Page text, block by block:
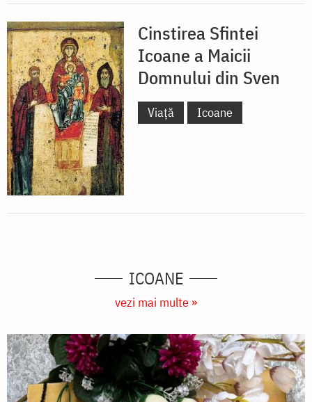
Cinstirea Sfintei
Icoane a Maicii
Domnului din Sven
Viață Icoane
ICOANE
vezi mai multe »